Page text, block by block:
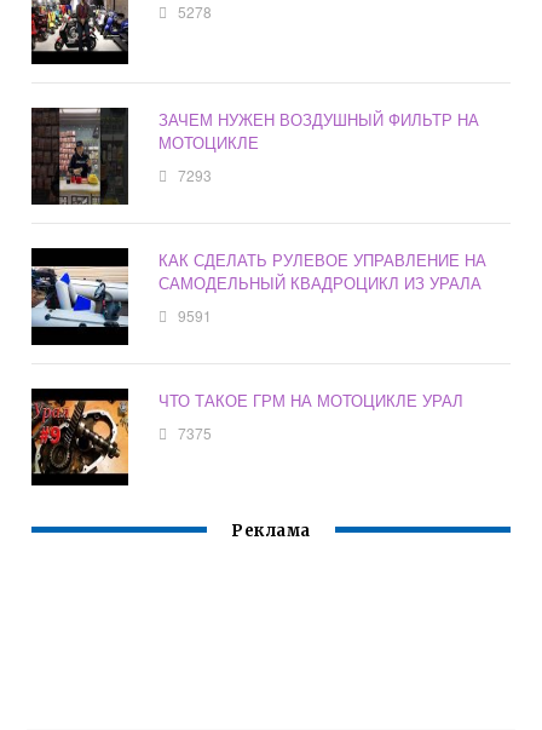
5278
ЗАЧЕМ НУЖЕН ВОЗДУШНЫЙ ФИЛЬТР НА
МОТОЦИКЛЕ
7293
КАК СДЕЛАТЬ РУЛЕВОЕ УПРАВЛЕНИЕ НА
САМОДЕЛЬНЫЙ КВАДРОЦИКЛ ИЗ УРАЛА
9591
ЧТО ТАКОЕ ГРМ НА МОТОЦИКЛЕ УРАЛ
7375
Реклама